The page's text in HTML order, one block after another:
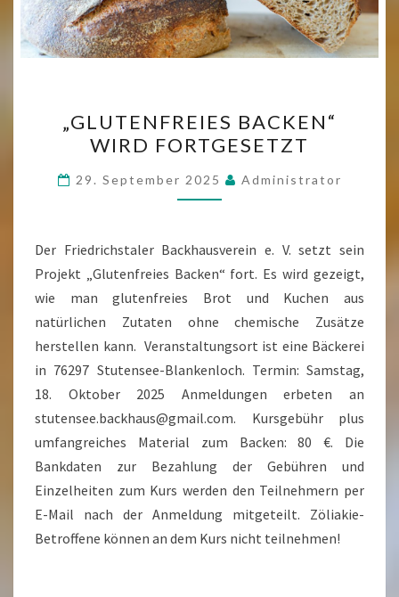
BACKEN“
WIRD
FORTGESETZT
„GLUTENFREIES BACKEN“
WIRD FORTGESETZT
29. September 2025 Administrator
Der Friedrichstaler Backhausverein e. V. setzt sein
Projekt „Glutenfreies Backen“ fort. Es wird gezeigt,
wie man glutenfreies Brot und Kuchen aus
natürlichen Zutaten ohne chemische Zusätze
herstellen kann. Veranstaltungsort ist eine Bäckerei
in 76297 Stutensee-Blankenloch. Termin: Samstag,
18. Oktober 2025 Anmeldungen erbeten an
stutensee.backhaus@gmail.com. Kursgebühr plus
umfangreiches Material zum Backen: 80 €. Die
Bankdaten zur Bezahlung der Gebühren und
Einzelheiten zum Kurs werden den Teilnehmern per
E-Mail nach der Anmeldung mitgeteilt. Zöliakie-
Betroffene können an dem Kurs nicht teilnehmen!